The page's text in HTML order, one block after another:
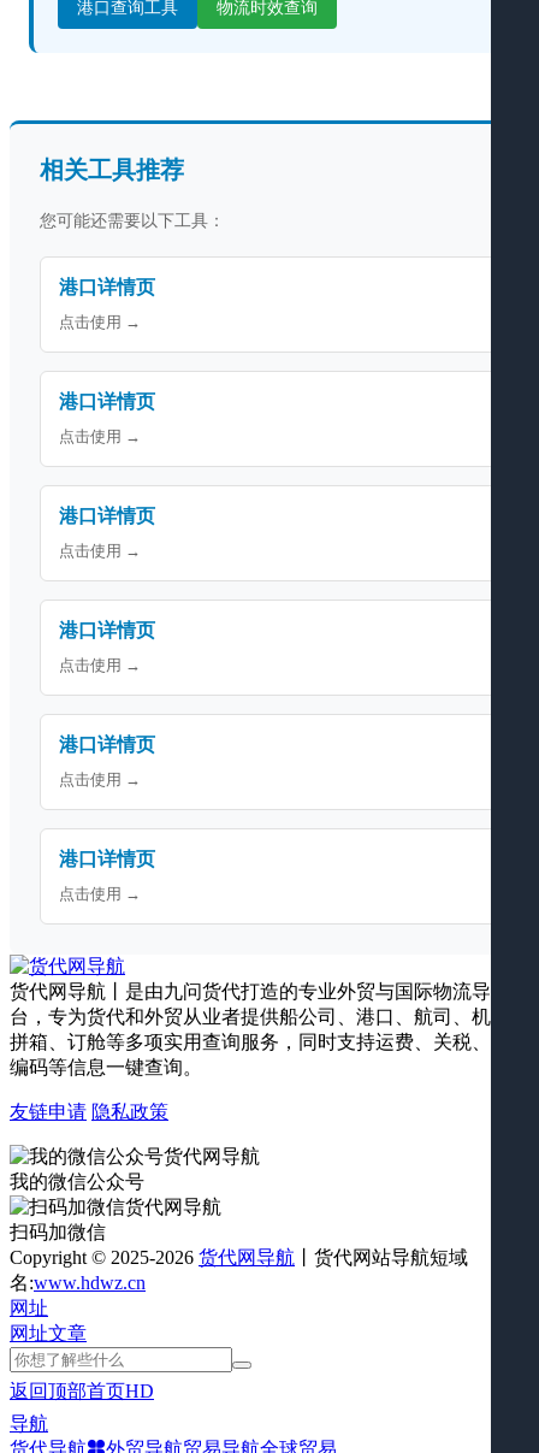
港口查询工具 物流时效查询
相关工具推荐
您可能还需要以下工具：
港口详情页
点击使用 →
港口详情页
点击使用 →
港口详情页
点击使用 →
港口详情页
点击使用 →
港口详情页
点击使用 →
港口详情页
点击使用 →
货代网导航丨是由九问货代打造的专业外贸与国际物流导航平
台，专为货代和外贸从业者提供船公司、港口、航司、机场、
拼箱、订舱等多项实用查询服务，同时支持运费、关税、海关
编码等信息一键查询。
友链申请 隐私政策
我的微信公众号
扫码加微信
Copyright © 2025-2026 货代网导航 丨货代网站导航短域
名:www.hdwz.cn
网址
网址文章
返回顶部首页HD
导航
货代导航
外贸导航贸易导航全球贸易